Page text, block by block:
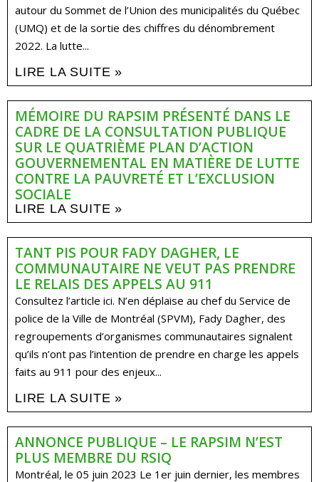
autour du Sommet de l’Union des municipalités du Québec
(UMQ) et de la sortie des chiffres du dénombrement
2022. La lutte...
LIRE LA SUITE »
MÉMOIRE DU RAPSIM PRÉSENTÉ DANS LE
CADRE DE LA CONSULTATION PUBLIQUE
SUR LE QUATRIÈME PLAN D’ACTION
GOUVERNEMENTAL EN MATIÈRE DE LUTTE
CONTRE LA PAUVRETÉ ET L’EXCLUSION
SOCIALE
LIRE LA SUITE »
TANT PIS POUR FADY DAGHER, LE
COMMUNAUTAIRE NE VEUT PAS PRENDRE
LE RELAIS DES APPELS AU 911
Consultez l’article ici. N’en déplaise au chef du Service de
police de la Ville de Montréal (SPVM), Fady Dagher, des
regroupements d’organismes communautaires signalent
qu’ils n’ont pas l’intention de prendre en charge les appels
faits au 911 pour des enjeux...
LIRE LA SUITE »
ANNONCE PUBLIQUE – LE RAPSIM N’EST
PLUS MEMBRE DU RSIQ
Montréal, le 05 juin 2023 Le 1er juin dernier, les membres